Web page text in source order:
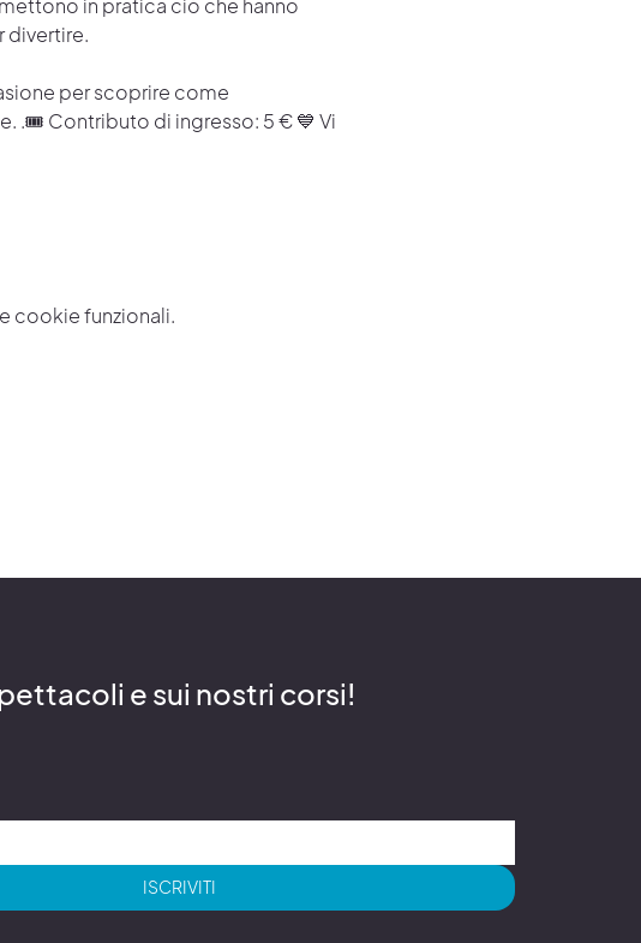
in pratica ciò che hanno
divertire.
per scoprire come
.🎟 Contributo di ingresso: 5 € 💙 Vi
cookie funzionali.
e sui nostri corsi!
ISCRIVITI